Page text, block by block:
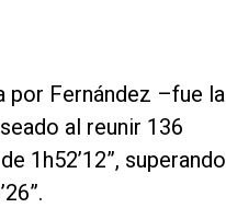
por Fernández –fue la
al reunir 136
1h52’12”, superando